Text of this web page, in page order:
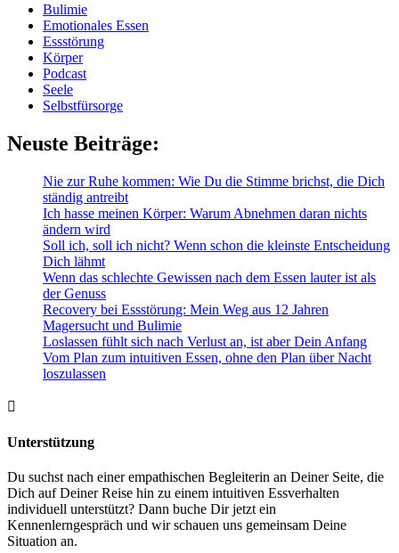
Bulimie
Emotionales Essen
Essstörung
Körper
Podcast
Seele
Selbstfürsorge
Neuste Beiträge:
Nie zur Ruhe kommen: Wie Du die Stimme brichst, die Dich
ständig antreibt
Ich hasse meinen Körper: Warum Abnehmen daran nichts
ändern wird
Soll ich, soll ich nicht? Wenn schon die kleinste Entscheidung
Dich lähmt
Wenn das schlechte Gewissen nach dem Essen lauter ist als
der Genuss
Recovery bei Essstörung: Mein Weg aus 12 Jahren
Magersucht und Bulimie
Loslassen fühlt sich nach Verlust an, ist aber Dein Anfang
Vom Plan zum intuitiven Essen, ohne den Plan über Nacht
loszulassen

Unterstützung
Du suchst nach einer empathischen Begleiterin an Deiner Seite, die
Dich auf Deiner Reise hin zu einem intuitiven Essverhalten
individuell unterstützt? Dann buche Dir jetzt ein
Kennenlerngespräch und wir schauen uns gemeinsam Deine
Situation an.